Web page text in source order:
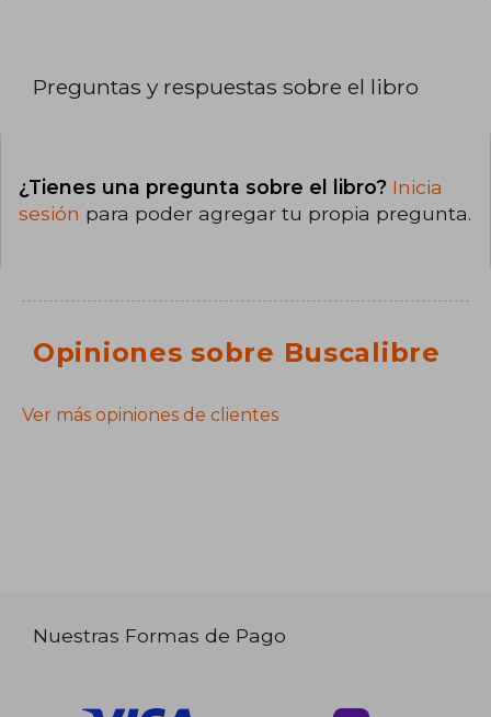
Preguntas y respuestas sobre el libro
¿Tienes una pregunta sobre el libro? Inicia
sesión para poder agregar tu propia pregunta.
Opiniones sobre Buscalibre
Ver más opiniones de clientes
Nuestras Formas de Pago